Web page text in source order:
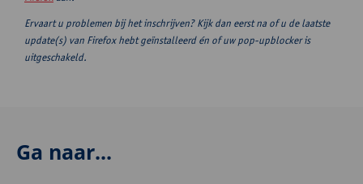
Ervaart u problemen bij het inschrijven? Kijk dan eerst na of u de laatste
update(s) van Firefox hebt geïnstalleerd én of uw pop-upblocker is
uitgeschakeld.
Ga naar...